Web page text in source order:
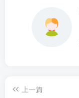
上一篇